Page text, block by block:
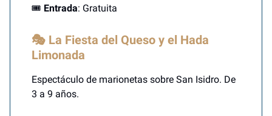
🎟️ Entrada: Gratuita
🎭 La Fiesta del Queso y el Hada
Limonada
Espectáculo de marionetas sobre San Isidro. De
3 a 9 años.